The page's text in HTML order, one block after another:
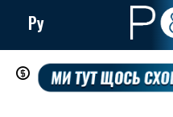
Перейти
до
Ру